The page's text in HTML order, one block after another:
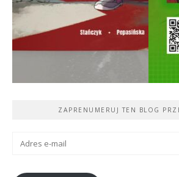
ZAPRENUMERUJ TEN BLOG
Adres